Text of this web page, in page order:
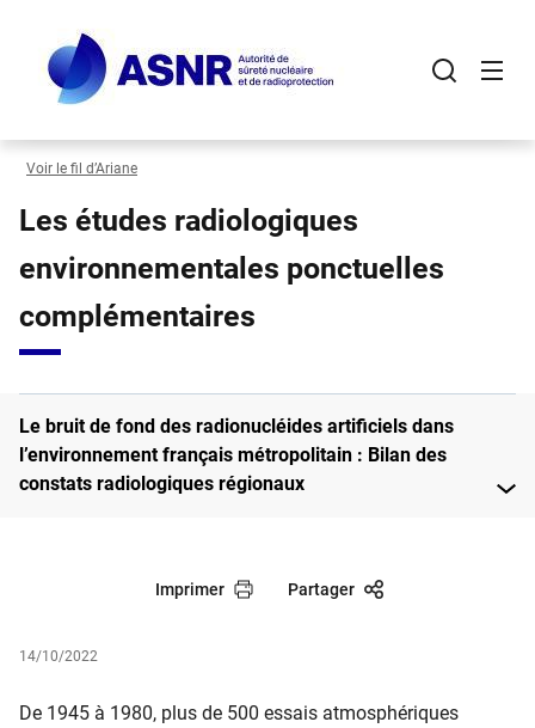
contenu
principal
Voir le fil d’Ariane
Les études radiologiques
environnementales ponctuelles
complémentaires
Le bruit de fond des radionucléides artificiels dans
l’environnement français métropolitain : Bilan des
constats radiologiques régionaux
Imprimer Partager
14/10/2022
De 1945 à 1980, plus de 500 essais atmosphériques